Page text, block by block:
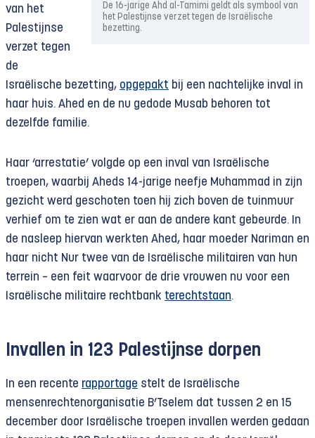
De 16-jarige Ahd al-Tamimi geldt als symbool van
het Palestijnse verzet tegen de Israëlische
bezetting.
van het
Palestijnse
verzet tegen
de
Israëlische bezetting, opgepakt bij een nachtelijke inval in
haar huis. Ahed en de nu gedode Musab behoren tot
dezelfde familie.
Haar ‘arrestatie’ volgde op een inval van Israëlische
troepen, waarbij Aheds 14-jarige neefje Muhammad in zijn
gezicht werd geschoten toen hij zich boven de tuinmuur
verhief om te zien wat er aan de andere kant gebeurde. In
de nasleep hiervan werkten Ahed, haar moeder Nariman en
haar nicht Nur twee van de Israëlische militairen van hun
terrein – een feit waarvoor de drie vrouwen nu voor een
Israëlische militaire rechtbank terechtstaan.
Invallen in 123 Palestijnse dorpen
In een recente rapportage stelt de Israëlische
mensenrechtenorganisatie B’Tselem dat tussen 2 en 15
december door Israëlische troepen invallen werden gedaan